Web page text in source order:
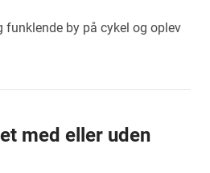
funklende by på cykel og oplev
med eller uden